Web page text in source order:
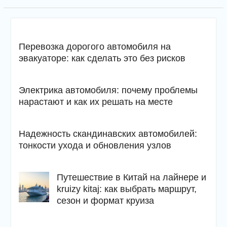
Перевозка дорогого автомобиля на
эвакуаторе: как сделать это без рисков
Электрика автомобиля: почему проблемы
нарастают и как их решать на месте
Надежность скандинавских автомобилей:
тонкости ухода и обновления узлов
Путешествие в Китай на лайнере и
kruizy kitaj: как выбрать маршрут,
сезон и формат круиза